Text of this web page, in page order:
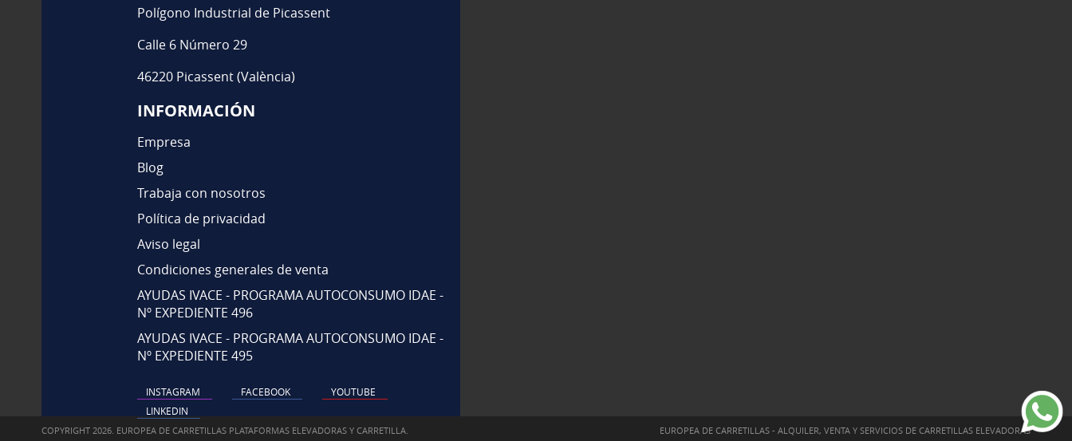
Polígono Industrial de Picassent
Calle 6 Número 29
46220 Picassent (València)
INFORMACIÓN
Empresa
Blog
Trabaja con nosotros
Política de privacidad
Aviso legal
Condiciones generales de venta
AYUDAS IVACE - PROGRAMA AUTOCONSUMO IDAE -
Nº EXPEDIENTE 496
AYUDAS IVACE - PROGRAMA AUTOCONSUMO IDAE -
Nº EXPEDIENTE 495
INSTAGRAM FACEBOOK
YOUTUBE
LINKEDIN
COPYRIGHT 2026. EUROPEA DE CARRETILLAS PLATAFORMAS ELEVADORAS Y CARRETILLA. EUROPEA DE CARRETILLAS - ALQUILER, VENTA Y SERVICIOS DE CARRETILLAS ELEVADORAS